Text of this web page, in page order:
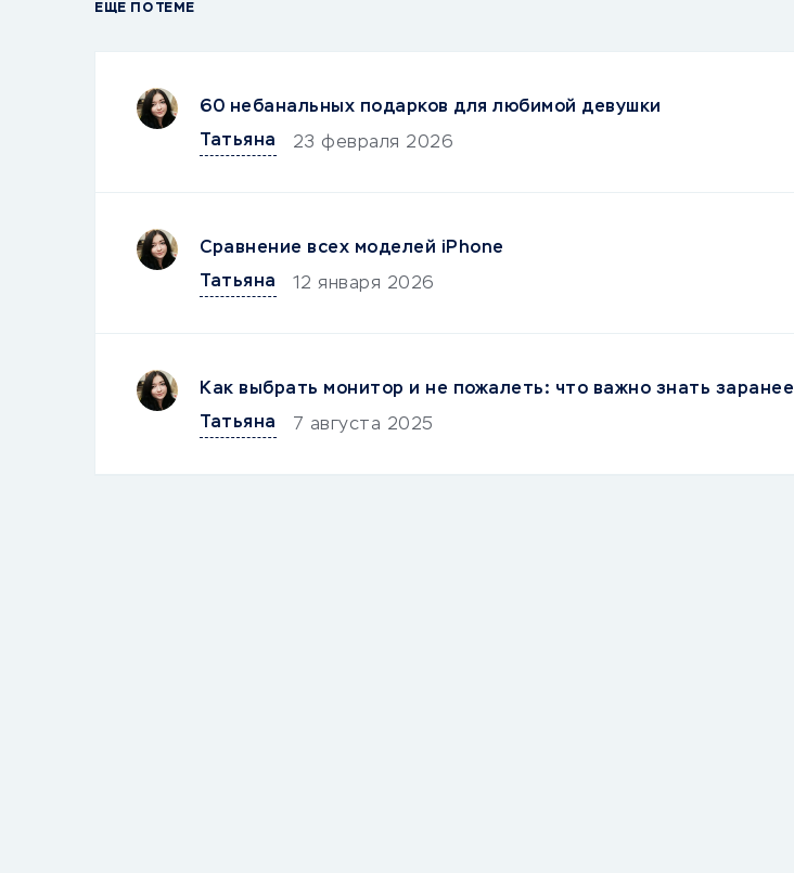
ЕЩЕ ПО ТЕМЕ
60 небанальных подарков для любимой девушки
Татьяна
23 февраля 2026
Сравнение всех моделей iPhone
Татьяна
12 января 2026
Как выбрать монитор и не пожалеть: что важно знать заранее
Татьяна
7 августа 2025